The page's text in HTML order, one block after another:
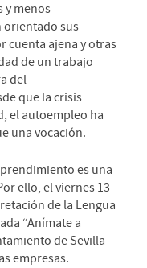
y menos
orientado sus
cuenta ajena y otras
de un trabajo
del
que la crisis
el autoempleo ha
una vocación.
es una
ello, el viernes 13
de la Lengua
“Anímate a
de Sevilla
empresas.